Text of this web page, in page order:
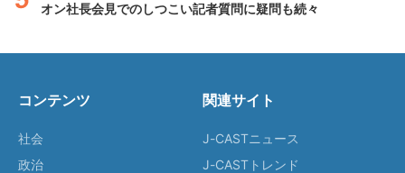
オン社長会見でのしつこい記者質問に疑問も続々
コンテンツ
社会
政治
関連サイト
J-CASTニュース
J-CASTトレンド